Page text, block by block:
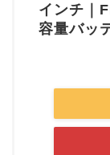
インチ｜
容量バッ